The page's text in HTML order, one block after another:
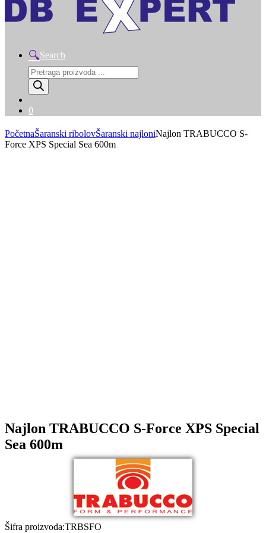
Search
Products
search
0
PočetnaŠaranski ribolovŠaranski najloniNajlon TRABUCCO S-
Force XPS Special Sea 600m
Najlon TRABUCCO S-Force XPS Special
Sea 600m
Šifra proizvoda:TRBSFO